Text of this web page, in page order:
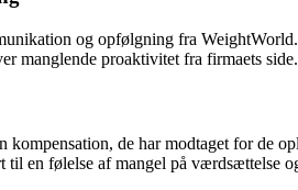
og opfølgning fra
manglende proaktivitet fra firmaets side.
de har modtaget for de
en følelse af mangel på værdsættelse